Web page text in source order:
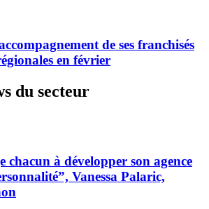
de ses franchisés
en février
du secteur
chacun à développer son agence
Vanessa Palaric,